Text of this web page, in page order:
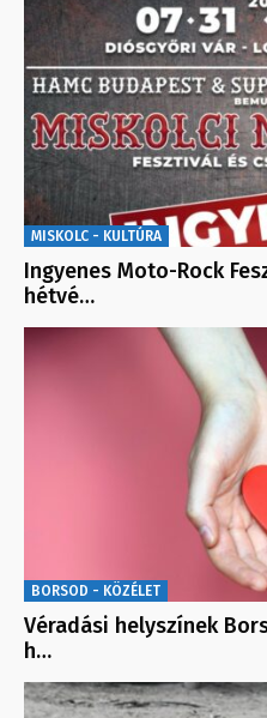
MISKOLC - KULTÚRA
Ingyenes Moto-Rock
hétvé…
BORSOD - KÖZÉLET
Véradási helyszínek
h…